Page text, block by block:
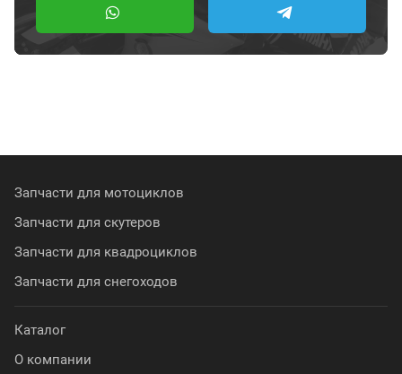
Запчасти для мотоциклов
Запчасти для скутеров
Запчасти для квадроциклов
Запчасти для снегоходов
Каталог
О компании